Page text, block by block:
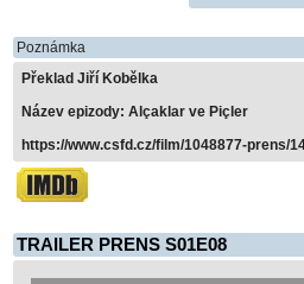
Poznámka
Překlad Jiří Kobělka
Název epizody: Alçaklar ve Piçler
https://www.csfd.cz/film/1048877-prens/
TRAILER PRENS S01E08